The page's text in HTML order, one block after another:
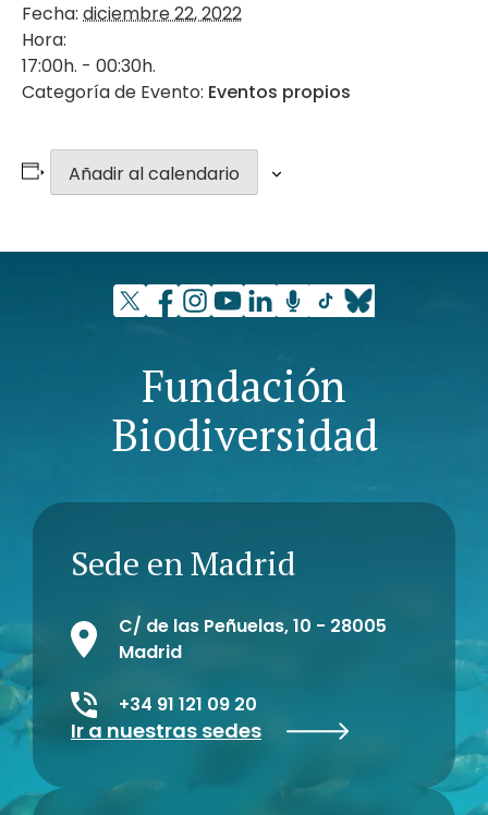
Fecha: diciembre 22, 2022
Hora:
17:00h. - 00:30h.
Categoría de Evento: Eventos propios
Añadir al calendario
Fundación
Biodiversidad
Sede en Madrid
C/ de las Peñuelas, 10 - 28005
Madrid
+34 91 121 09 20
Ir a nuestras sedes